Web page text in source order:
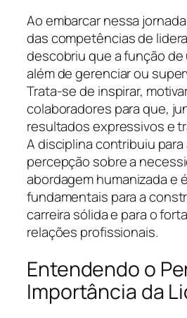
Ao embarcar nessa
das competências de
descobriu que a função de
além de gerenciar ou
Trata-se de inspirar,
colaboradores para que,
resultados expressivos e
A disciplina contribuiu para
percepção sobre a
abordagem humanizada e
fundamentais para a
carreira sólida e para o
relações profissionais.
Entendendo o
Importância da